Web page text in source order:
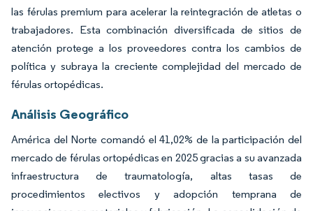
las férulas premium para acelerar la reintegración de atletas o
trabajadores. Esta combinación diversificada de sitios de
atención protege a los proveedores contra los cambios de
política y subraya la creciente complejidad del mercado de
férulas ortopédicas.
Análisis Geográfico
América del Norte comandó el 41,02% de la participación del
mercado de férulas ortopédicas en 2025 gracias a su avanzada
infraestructura de traumatología, altas tasas de
procedimientos electivos y adopción temprana de